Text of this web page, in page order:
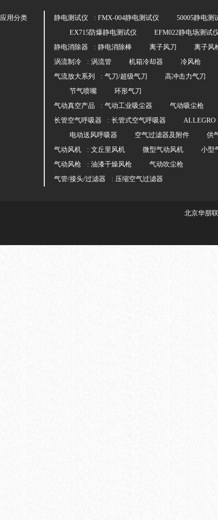
应用分类 静电测试仪 : FMX-004静电测试仪
50005静电测
EX715防爆静电测试仪
EFM022静电场测试
静电消除器 : 静电消除棒 离子风刀
离子风
涡流制冷 : 涡流管 机箱冷却器
冷风枪
气流放大系列 : 气刀/超级气刀
高冲击力气刀
节气喷嘴
环形气刀
气动真空产品 : 气动工业吸尘器
气动吸尘枪
长管空气呼吸器 : 长管式空气呼吸器
ALLEGRO
电动送风呼吸器
空气过滤器及附件
供
气动风机 : 文丘里风机 微型气动风机
小型
气动风枪 : 油漆干燥风枪
气动吹尘枪
气管/接头/过滤器 : 压缩空气过滤器
北京华朋